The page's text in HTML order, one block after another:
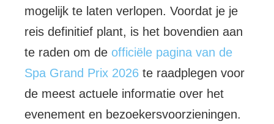
mogelijk te laten verlopen. Voordat je je
reis definitief plant, is het bovendien aan
te raden om de officiële pagina van de
Spa Grand Prix 2026te raadplegen voor
de meest actuele informatie over het
evenement en bezoekersvoorzieningen.